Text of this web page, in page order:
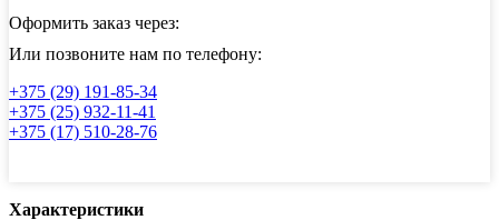
Оформить заказ через:
Или позвоните нам по телефону:
+375 (29) 191-85-34
+375 (25) 932-11-41
+375 (17) 510-28-76
Характеристики